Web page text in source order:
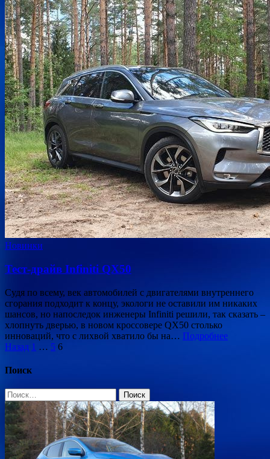
Новинки
Тест-драйв Infiniti QX50
Судя по всему, век автомобилей с двигателями внутреннего
сгорания подходит к концу, экологи не оставили им никаких
шансов, но напоследок инженеры Infiniti решили, так сказать –
хлопнуть дверью, в новом кроссовере QX50 столько
инноваций, что с лихвой хватило бы на… Подробнее
Пагинация
записей
Назад 1 … 5 6
Поиск
Найти: